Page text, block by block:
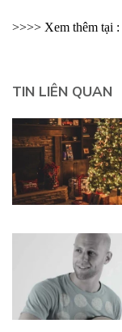
>>>> Xem thêm tại :
TIN LIÊN QUAN